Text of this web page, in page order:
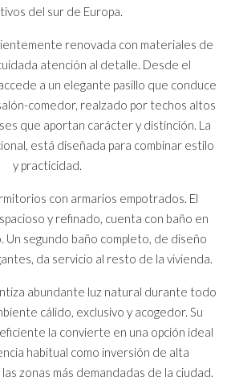
del sur de Europa.
renovada con materiales de
atención al detalle. Desde el
a un elegante pasillo que conduce
comedor, realzado por techos altos
que aportan carácter y distinción. La
está diseñada para combinar estilo
y practicidad.
con armarios empotrados. El
y refinado, cuenta con baño en
Un segundo baño completo, de diseño
da servicio al resto de la vivienda.
abundante luz natural durante todo
cálido, exclusivo y acogedor. Su
la convierte en una opción ideal
habitual como inversión de alta
zonas más demandadas de la ciudad.